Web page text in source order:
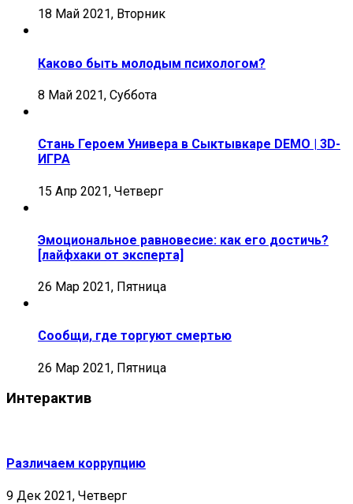
18 Май 2021, Вторник
Каково быть молодым психологом?
8 Май 2021, Суббота
Стань Героем Универа в Сыктывкаре DEMO | 3D-
ИГРА
15 Апр 2021, Четверг
Эмоциональное равновесие: как его достичь?
[лайфхаки от эксперта]
26 Мар 2021, Пятница
Сообщи, где торгуют смертью
26 Мар 2021, Пятница
Интерактив
Различаем коррупцию
9 Дек 2021, Четверг